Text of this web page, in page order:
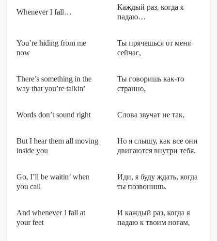
Whenever I fall…
Каждый раз, когда я
падаю…
You’re hiding from me
now
Ты прячешься от меня
сейчас,
There’s something in the
way that you’re talkin’
Ты говоришь как-то
странно,
Words don’t sound right Слова звучат не так,
But I hear thеm all moving
inside you
Но я слышу, как все они
двигаются внутри тебя.
Go, I’ll be waitin’ when
you call
Иди, я буду ждать, когда
ты позвонишь.
And whenever I fall at
your feet
И каждый раз, когда я
падаю к твоим ногам,